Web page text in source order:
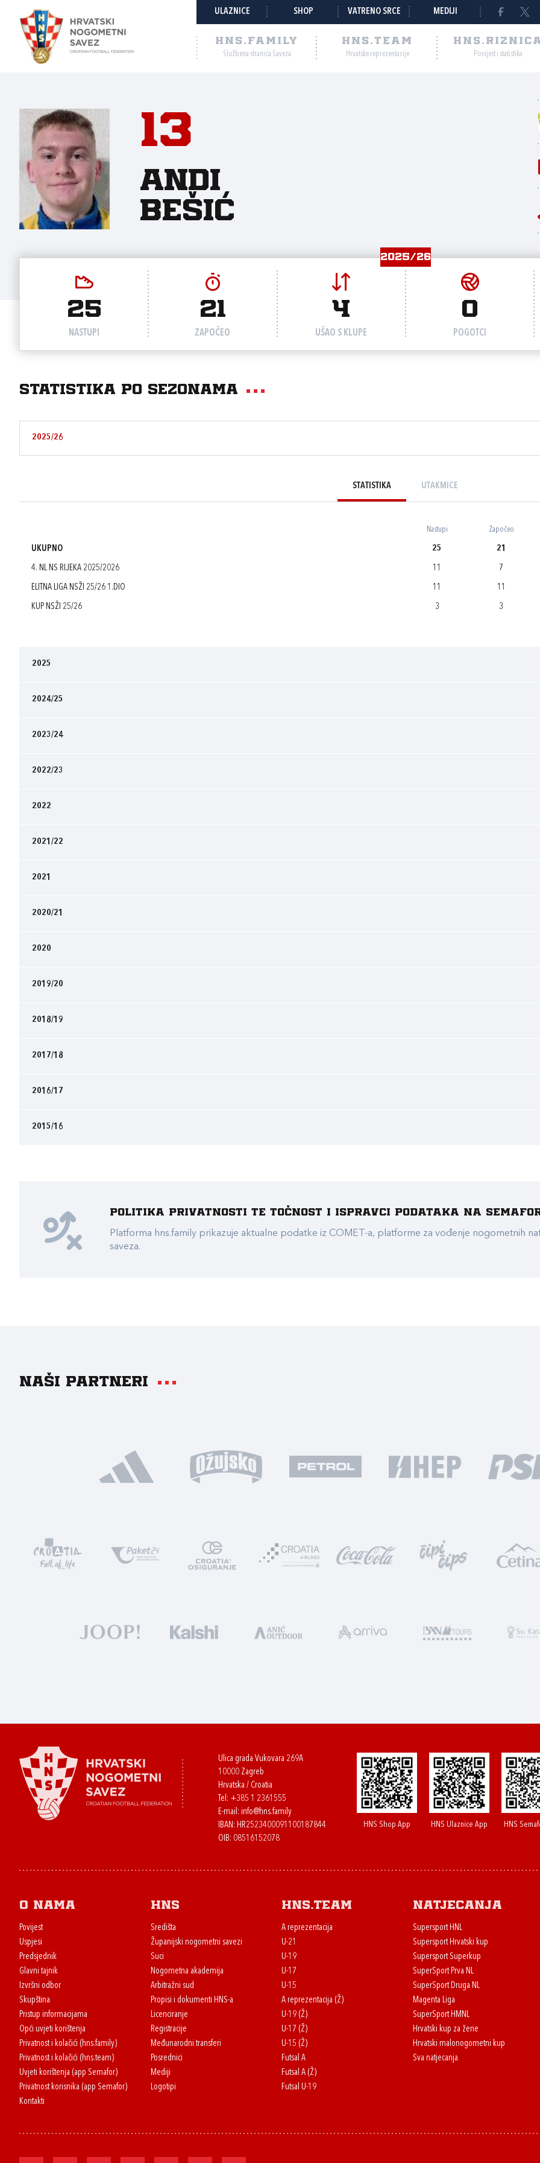
ULAZNICE SHOP VATRENO SRCE MEDIJI
HNS.FAMILY
Službena stranica Saveza
HNS.TEAM
Hrvatske reprezentacije Povijest i statistika
13
Andi
Bešić
2025/26
25
NASTUPI
21
ZAPOČEO
4
UŠAO S KLUPE
0
POGOTCI
Statistika po sezonama
2025/26
STATISTIKA UTAKMICE
Nastupi Započeo
UKUPNO 25 21
4. NL NS RIJEKA 2025/2026 11 7
ELITNA LIGA NSŽI 25/26 1.DIO 11 11
KUP NSŽI 25/26 3 3
2025
2024/25
2023/24
2022/23
2022
2021/22
2021
2020/21
2020
2019/20
2018/19
2017/18
2016/17
2015/16
Politika privatnosti te točnost i ispravci podataka na
Platforma hns.family prikazuje aktualne podatke iz COMET-a, platforme za vođenje nogometnih
saveza.
Naši partneri
Ulica grada Vukovara 269A
10000 Zagreb
Hrvatska / Croatia
Tel: +385 1 2361555
E-mail: info@hns.family
IBAN: HR2523400091100187844
OIB: 08516152078
HNS Shop App HNS Ulaznice App HNS
O nama
Povijest
Uspjesi
Predsjednik
Glavni tajnik
Izvršni odbor
Skupština
Pristup informacijama
Opći uvjeti korištenja
Privatnost i kolačići (hns.family)
Privatnost i kolačići (hns.team)
Uvjeti korištenja (app Semafor)
Privatnost korisnika (app Semafor)
Kontakti
HNS
Središta
Županijski nogometni savezi
Suci
Nogometna akademija
Arbitražni sud
Propisi i dokumenti HNS-a
Licenciranje
Registracije
Međunarodni transferi
Posrednici
Mediji
Logotipi
HNS.team
A reprezentacija
U-21
U-19
U-17
U-15
A reprezentacija (Ž)
U-19 (Ž)
U-17 (Ž)
U-15 (Ž)
Futsal A
Futsal A (Ž)
Futsal U-19
Natjecanja
Supersport HNL
Supersport Hrvatski kup
Supersport Superkup
SuperSport Prva NL
SuperSport Druga NL
Magenta Liga
SuperSport HMNL
Hrvatski kup za žene
Hrvatski malonogometni kup
Sva natjecanja